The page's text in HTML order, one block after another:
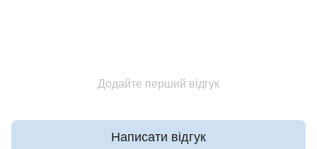
Додайте перший відгук
Написати відгук